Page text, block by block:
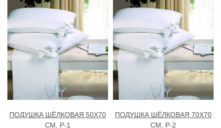
ПОДУШКА ШЁЛКОВАЯ 50Х70
СМ, Р-1
ПОДУШКА ШЁЛКОВАЯ 70Х70
СМ, Р-2